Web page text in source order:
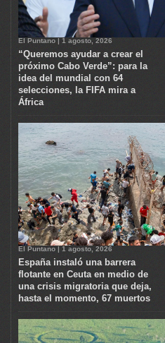
El Puntano | 1 agosto, 2026
“Queremos ayudar a crear el
próximo Cabo Verde”: para la
idea del mundial con 64
selecciones, la FIFA mira a
África
El Puntano | 1 agosto, 2026
España instaló una barrera
flotante en Ceuta en medio de
una crisis migratoria que deja,
hasta el momento, 67 muertos